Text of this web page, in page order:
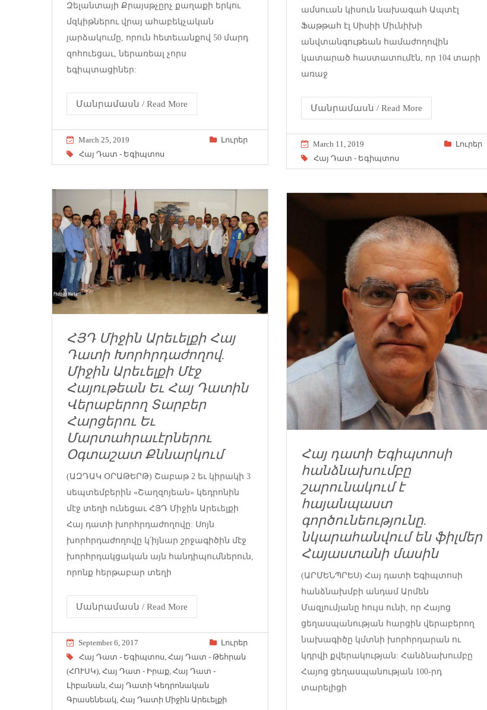
Զելանտայի Քրայսթչըրչ քաղաքի երկու
մզկիթներու վրայ ահաբեկչական
յարձակումը, որուն հետեւանքով 50 մարդ
զոհուեցաւ, ներառեալ չորս
եգիպտացիներ:
Մանրամասն / Read More
March 25, 2019
Լուրեր
Հայ Դատ - Եգիպտոս
ամսուան կիսուն նախագահ Ապտէլ
Ֆաթթահ էլ Սիսիի Միւնիխի
անվտանգութեան համաժողովին
կատարած հաստատումէն, որ 104 տարի
առաջ
Մանրամասն / Read More
March 11, 2019
Լուրեր
Հայ Դատ - Եգիպտոս
ՀՅԴ Միջին Արեւելքի Հայ
Դատի Խորհրդաժողով.
Միջին Արեւելքի Մէջ
Հայութեան Եւ Հայ Դատին
Վերաբերող Տարբեր
Հարցերու Եւ
Մարտահրաւէրներու
Օգտաշատ Քննարկում
(ԱԶԴԱԿ ՕՐԱԹԵՐԹ) Շաբաթ 2 եւ կիրակի 3
սեպտեմբերին «Շաղզոյեան» կեդրոնին
մէջ տեղի ունեցաւ ՀՅԴ Միջին Արեւելքի
Հայ դատի խորհրդաժողովը: Սոյն
խորհրդաժողովը կ՛իյնար շրջագիծին մէջ
խորհրդակցական այն հանդիպումներուն,
որոնք հերթաբար տեղի
Մանրամասն / Read More
September 6, 2017
Լուրեր
Հայ Դատ - Եգիպտոս Հայ Դատ - Թեհրան
(ՀՈՒՍԿ) Հայ Դատ - Իրաք Հայ Դատ -
Լիբանան Հայ Դատի Կեդրոնական
Գրասենեակ Հայ Դատի Միջին Արեւելքի
Հայ դատի Եգիպտոսի
հանձնախումբը
շարունակում է
հայանպաստ
գործունեությունը.
նկարահանվում են ֆիլմեր
Հայաստանի մասին
(ԱՐՄԵՆՊՐԵՍ) Հայ դատի Եգիպտոսի
հանձնախմբի անդամ Արմեն
Մազլումյանը հույս ունի, որ Հայոց
ցեղասպանության հարցին վերաբերող
նախագիծը կմտնի խորհրդարան ու
կդրվի քվերակության: Հանձնախումբը
Հայոց ցեղասպանության 100-րդ
տարելիցի